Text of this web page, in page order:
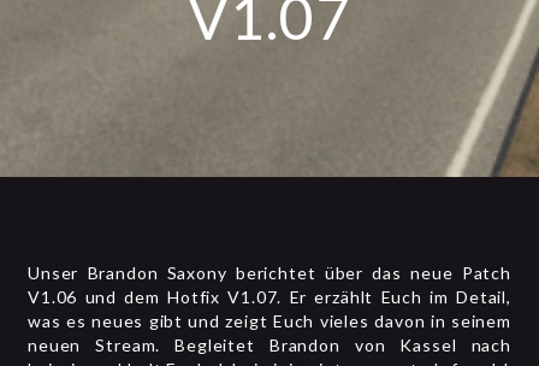
V1.07
Unser Brandon Saxony berichtet über das neue Patch
V1.06 und dem Hotfix V1.07. Er erzählt Euch im Detail,
was es neues gibt und zeigt Euch vieles davon in seinem
neuen Stream. Begleitet Brandon von Kassel nach